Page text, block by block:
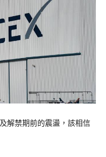
解禁期前的震盪，該相信